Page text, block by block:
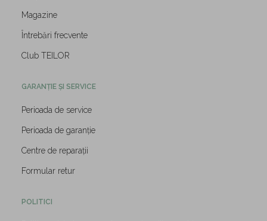
Magazine
Întrebări frecvente
Club TEILOR
GARANȚIE ȘI SERVICE
Perioada de service
Perioada de garanție
Centre de reparații
Formular retur
POLITICI